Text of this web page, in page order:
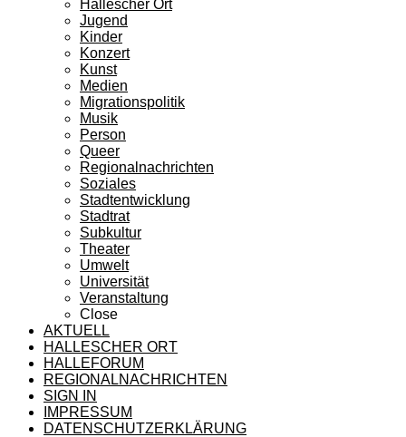
Hallescher Ort
Jugend
Kinder
Konzert
Kunst
Medien
Migrationspolitik
Musik
Person
Queer
Regionalnachrichten
Soziales
Stadtentwicklung
Stadtrat
Subkultur
Theater
Umwelt
Universität
Veranstaltung
Close
AKTUELL
HALLESCHER ORT
HALLEFORUM
REGIONALNACHRICHTEN
SIGN IN
IMPRESSUM
DATENSCHUTZERKLÄRUNG